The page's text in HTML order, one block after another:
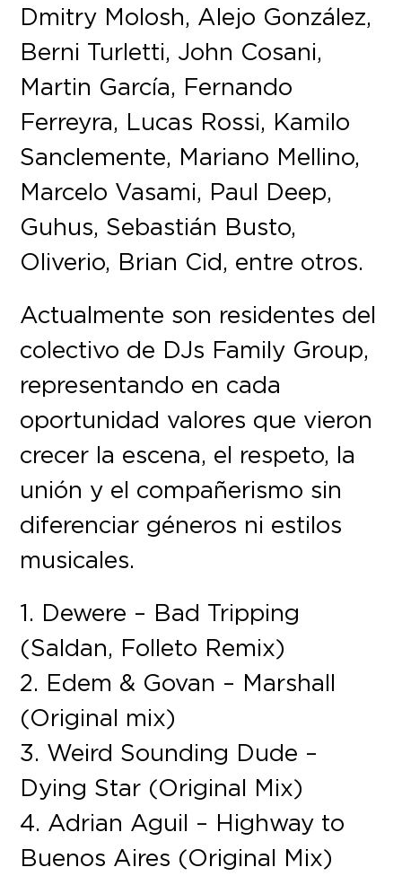
Dmitry Molosh, Alejo González,
Berni Turletti, John Cosani,
Martin García, Fernando
Ferreyra, Lucas Rossi, Kamilo
Sanclemente, Mariano Mellino,
Marcelo Vasami, Paul Deep,
Guhus, Sebastián Busto,
Oliverio, Brian Cid, entre otros.
Actualmente son residentes del
colectivo de DJs Family Group,
representando en cada
oportunidad valores que vieron
crecer la escena, el respeto, la
unión y el compañerismo sin
diferenciar géneros ni estilos
musicales.
1. Dewere – Bad Tripping
(Saldan, Folleto Remix)
2. Edem & Govan – Marshall
(Original mix)
3. Weird Sounding Dude –
Dying Star (Original Mix)
4. Adrian Aguil – Highway to
Buenos Aires (Original Mix)